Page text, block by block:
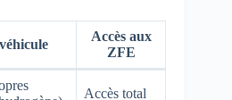
Accès aux
ZFE
Accès total